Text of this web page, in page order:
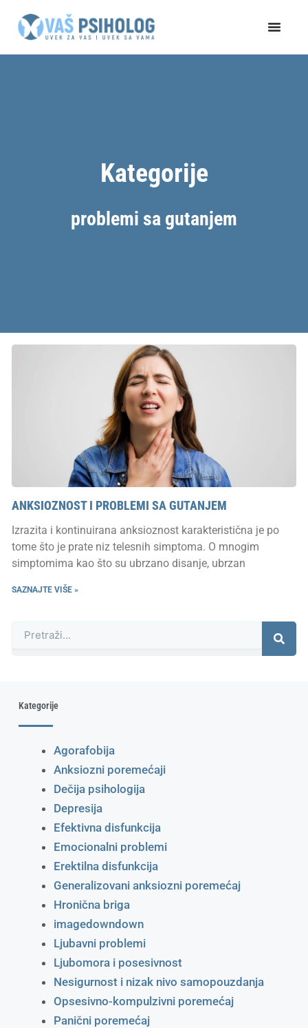
Kategorije
problemi sa gutanjem
ANKSIOZNOST I PROBLEMI SA GUTANJEM
Izrazita i kontinuirana anksioznost karakteristična je po
tome što je prate niz telesnih simptoma. O mnogim
simptomima kao što su ubrzano disanje, ubrzan
SAZNAJTE VIŠE »
Kategorije
Agorafobija
Anksiozni poremećaji
Dečija psihologija
Depresija
Efektivna disfunkcija
Emocionalni problemi
Erektilna disfunkcija
Generalizovani anksiozni poremećaj
Hronična briga
imagedowndown
Ljubavni problemi
Ljubomora i posesivnost
Nesigurnost i nizak nivo samopouzdanja
Opsesivno-kompulzivni poremećaj
Panični poremećaj